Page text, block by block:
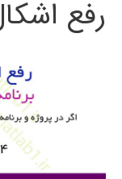
ج
رفع